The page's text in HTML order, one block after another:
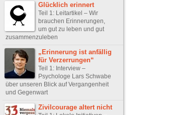
Glücklich erinnert
Teil 1: Leitartikel – Wir
brauchen Erinnerungen,
um gut zu leben und gut
zusammenzuleben
„Erinnerung ist anfällig
für Verzerrungen“
Teil 1: Interview –
Psychologe Lars Schwabe
über unseren Blick auf Vergangenheit
und Gegenwart
Zivilcourage altert nicht